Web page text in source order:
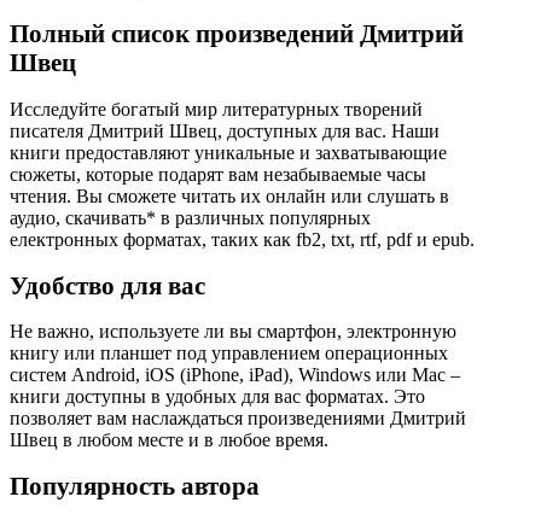
Полный список произведений Дмитрий
Швец
Исследуйте богатый мир литературных творений
писателя Дмитрий Швец, доступных для вас. Наши
книги предоставляют уникальные и захватывающие
сюжеты, которые подарят вам незабываемые часы
чтения. Вы сможете читать их онлайн или слушать в
аудио, скачивать* в различных популярных
електронных форматах, таких как fb2, txt, rtf, pdf и epub.
Удобство для вас
Не важно, используете ли вы смартфон, электронную
книгу или планшет под управлением операционных
систем Android, iOS (iPhone, iPad), Windows или Mac –
книги доступны в удобных для вас форматах. Это
позволяет вам наслаждаться произведениями Дмитрий
Швец в любом месте и в любое время.
Популярность автора